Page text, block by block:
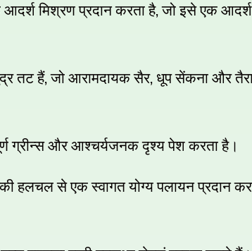
मिश्रण प्रदान करता है,जो इसे एक आदर्श
तट हैं,जो आरामदायक सैर, धूप सेंकना और
ग्रीन्स और आश्चर्यजनक दृश्य पेश करता है।
हलचल से एक स्वागत योग्य पलायन प्रदान